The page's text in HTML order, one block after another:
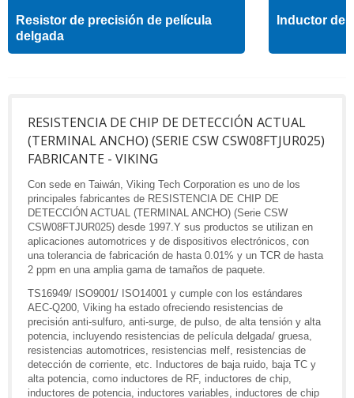
Resistor de precisión de película
delgada
Inductor de
RESISTENCIA DE CHIP DE DETECCIÓN ACTUAL
(TERMINAL ANCHO) (SERIE CSW CSW08FTJUR025)
FABRICANTE - VIKING
Con sede en Taiwán, Viking Tech Corporation es uno de los
principales fabricantes de RESISTENCIA DE CHIP DE
DETECCIÓN ACTUAL (TERMINAL ANCHO) (Serie CSW
CSW08FTJUR025) desde 1997.Y sus productos se utilizan en
aplicaciones automotrices y de dispositivos electrónicos, con
una tolerancia de fabricación de hasta 0.01% y un TCR de hasta
2 ppm en una amplia gama de tamaños de paquete.
TS16949/ ISO9001/ ISO14001 y cumple con los estándares
AEC-Q200, Viking ha estado ofreciendo resistencias de
precisión anti-sulfuro, anti-surge, de pulso, de alta tensión y alta
potencia, incluyendo resistencias de película delgada/ gruesa,
resistencias automotrices, resistencias melf, resistencias de
detección de corriente, etc. Inductores de baja ruido, baja TC y
alta potencia, como inductores de RF, inductores de chip,
inductores de potencia, inductores variables, inductores de chip